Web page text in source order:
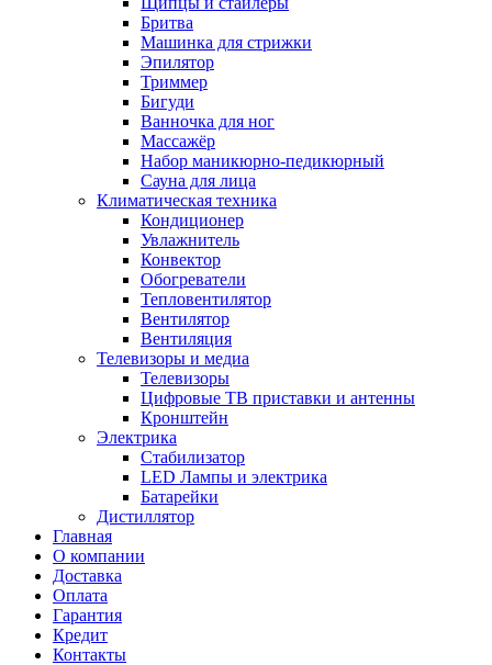
Бритва
Машинка для стрижки
Эпилятор
Триммер
Бигуди
Ванночка для ног
Массажёр
Набор маникюрно-педикюрный
Сауна для лица
Климатическая техника
Кондиционер
Увлажнитель
Конвектор
Обогреватели
Тепловентилятор
Вентилятор
Вентиляция
Телевизоры и медиа
Телевизоры
Цифровые ТВ приставки и антенны
Кронштейн
Электрика
Стабилизатор
LED Лампы и электрика
Батарейки
Дистиллятор
Главная
О компании
Доставка
Оплата
Гарантия
Кредит
Контакты